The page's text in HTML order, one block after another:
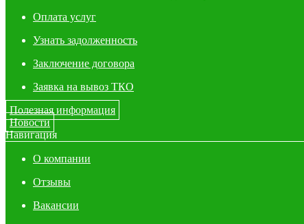
Оплата услуг
Узнать задолженность
Заключение договора
Заявка на вывоз ТКО
Полезная информация
Новости
Навигация
О компании
Отзывы
Вакансии